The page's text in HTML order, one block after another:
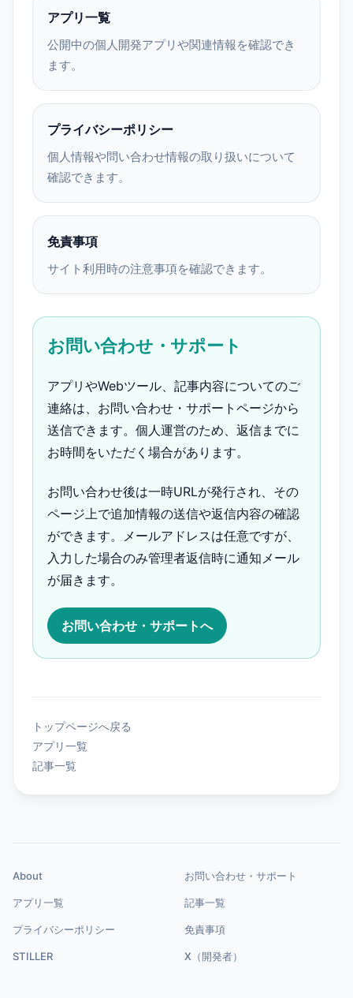
アプリ一覧
公開中の個人開発アプリや関連情報を確認でき
ます。
プライバシーポリシー
個人情報や問い合わせ情報の取り扱いについて
確認できます。
免責事項
サイト利用時の注意事項を確認できます。
お問い合わせ・サポート
アプリやWebツール、記事内容についてのご
連絡は、お問い合わせ・サポートページから
送信できます。個人運営のため、返信までに
お時間をいただく場合があります。
お問い合わせ後は一時URLが発行され、その
ページ上で追加情報の送信や返信内容の確認
ができます。メールアドレスは任意ですが、
入力した場合のみ管理者返信時に通知メール
が届きます。
お問い合わせ・サポートへ
トップページへ戻る
アプリ一覧
記事一覧
About お問い合わせ・サポート
アプリ一覧 記事一覧
プライバシーポリシー 免責事項
STILLER X（開発者）